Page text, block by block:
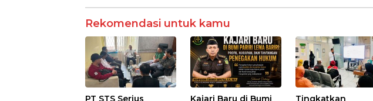
Rekomendasi untuk kamu
PT STS Serius Kajari Baru di Bumi Tingkatkan